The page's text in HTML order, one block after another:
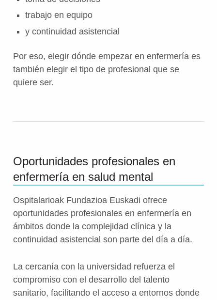
trabajo en equipo
y continuidad asistencial
Por eso, elegir dónde empezar en enfermería es
también elegir el tipo de profesional que se
quiere ser.
Oportunidades profesionales en
enfermería en salud mental
Ospitalarioak Fundazioa Euskadi ofrece
oportunidades profesionales en enfermería en
ámbitos donde la complejidad clínica y la
continuidad asistencial son parte del día a día.
La cercanía con la universidad refuerza el
compromiso con el desarrollo del talento
sanitario, facilitando el acceso a entornos donde